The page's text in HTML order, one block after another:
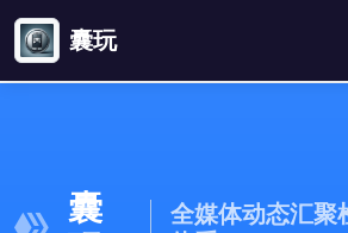
囊玩
囊
全媒体动态汇聚